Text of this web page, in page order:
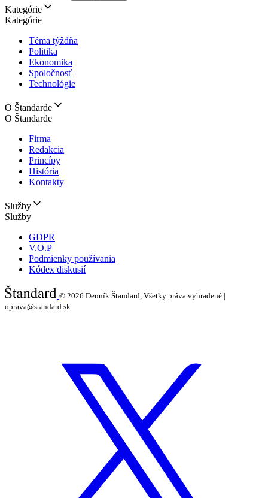
Kategórie
Kategórie
Téma týždňa
Politika
Ekonomika
Spoločnosť
Technológie
O Štandarde
O Štandarde
Firma
Redakcia
Princípy
História
Kontakty
Služby
Služby
GDPR
V.O.P
Podmienky používania
Kódex diskusií
© 2026 Denník Štandard, Všetky práva vyhradené |
oprava@standard.sk